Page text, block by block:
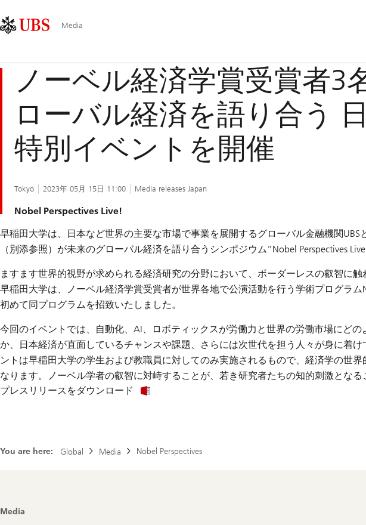
Area
Navigation
Media
ノーベル経済学賞受賞者3
ローバル経済を語り合う
特別イベントを開催
Tokyo 2023年 05月 15日 11:00 Media releases Japan
Nobel Perspectives Live!
早稲田大学は、日本など世界の主要な市場で事業を展開するグローバル金融機関
（別添参照）が未来のグローバル経済を語り合うシンポジウム”Nobel Perspectives
ますます世界的視野が求められる経済研究の分野において、ボーダーレスの叡智に
早稲田大学は、ノーベル経済学賞受賞者が世界各地で公演活動を行う学術プログラム
初めて同プログラムを招致いたしました。
今回のイベントでは、自動化、AI、ロボティックスが労働力と世界の労働市場にど
か、日本経済が直面しているチャンスや課題、さらには次世代を担う人々が身に着
ントは早稲田大学の学生および教職員に対してのみ実施されるもので、経済学の世
なります。ノーベル学者の叡智に対峙することが、若き研究者たちの知的刺激となる
プレスリリースをダウンロード
You are here: Global Media Nobel Perspectives
Footer
Media